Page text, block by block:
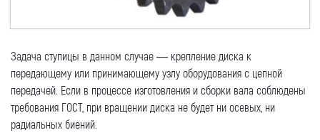
Задача ступицы в данном случае — крепление диска к
передающему или принимающему узлу оборудования с цепной
передачей. Если в процессе изготовления и сборки вала соблюдены
требования ГОСТ, при вращении диска не будет ни осевых, ни
радиальных биений.
Я даю согласие на обработку моих персональных
данных (ФИО/Компания, телефон, email) компанией
ООО «ЦЕПЬИНВЕСТ».